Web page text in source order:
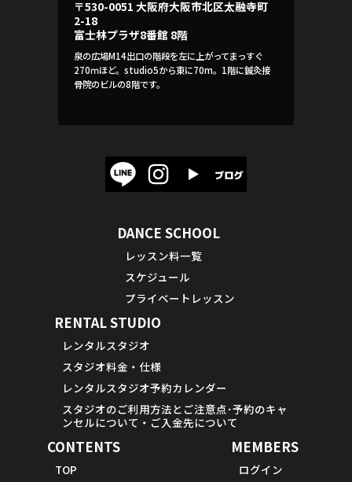
〒530-0051 大阪府大阪市北区太融寺町
2-18
富士林プラザ8番館 8階
泉の広場M14出口の階段を左に上がってまっすぐ
270ｍほど。studio5から東に70m。1階に鍼灸接
骨院のビルの8階です。
DANCE SCHOOL
レッスン料一覧
スケジュール
プライベートレッスン
RENTAL STUDIO
レンタルスタジオ
スタジオ料金・仕様
レンタルスタジオ予約カレンダー
スタジオのご利用方法とご注意点･予約のキャ
ンセルについて・ご入金先について
CONTENTS
TOP
MEMBERS
ログイン